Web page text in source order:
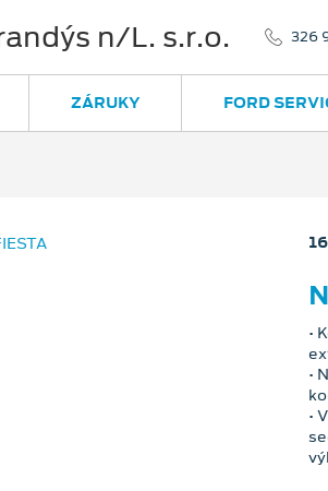
n/L. s.r.o. 326
ZÁRUKY FORD
•
•
•